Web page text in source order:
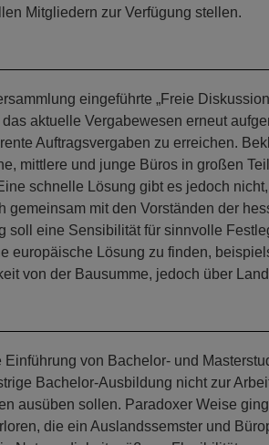
Mitgliedern zur Verfügung stellen.
eingeführte „Freie
aktuelle Vergabewesen erneut
Auftragsvergaben zu erreichen.
mittlere und junge Büros in großen
schnelle Lösung gibt es jedoch
gemeinsam mit den Vorständen der
soll eine Sensibilität für sinnvolle
europäische Lösung zu finden,
von der Bausumme, jedoch über
von Bachelor- und
Bachelor-Ausbildung nicht zur
ausüben sollen. Paradoxer Weise
die ein Auslandssemster und